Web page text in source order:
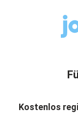
Kostenlos